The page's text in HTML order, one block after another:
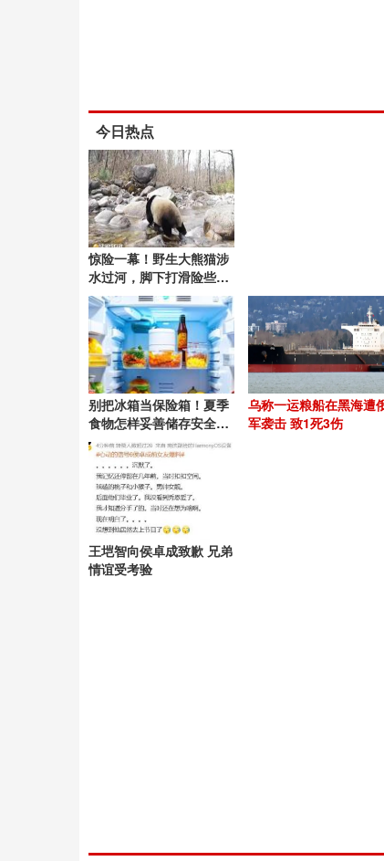
今日热点
惊险一幕！野生大熊猫涉
水过河，脚下打滑险些踩
空
别把冰箱当保险箱！夏季
食物怎样妥善储存安全食
用？
乌称一运粮船在黑海遭
军袭击 致1死3伤
王垲智向侯卓成致歉 兄弟
情谊受考验